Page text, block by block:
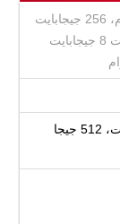
128 جيجابايت 8 جيجابايت رام، 256 جيجابايت
8 جيجابايت رام، 512 جيجابايت 8 جيجابايت
128 جيجا بايت، 256 جيجا بايت، 512 جيجا